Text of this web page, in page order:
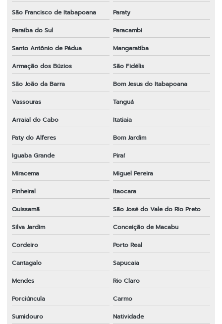
Melhor fio de nylon para roçadeira
Melhor lâmina para roçadeira
Melhor lâmina para roçadeira
Melhor marca de lâmina para roçadeira
Onde comprar fio de nylon para roçadeira
Onde comprar peças para roçadeira
Peças e acessórios para roçadeiras
Peças para motosserra 52cc
Peças para roçadeira
Peças para roçadeira em bh
Peças para roçadeira em espírito santo
Peças para roçadeira importada em sp
Peças para roçadeira rio de janeiro
Peças para roçadeira rj
Peças para roçadeira em sp
São Francisco de Itabapoana
Paraty
Paraíba do Sul
Paracambi
Santo Antônio de Pádua
Mangaratiba
Armação dos Búzios
São Fidélis
São João da Barra
Bom Jesus do Itabapoana
Vassouras
Tanguá
Arraial do Cabo
Itatiaia
Paty do Alferes
Bom Jardim
Iguaba Grande
Piraí
Miracema
Miguel Pereira
Pinheiral
Itaocara
Quissamã
São José do Vale do Rio Preto
Silva Jardim
Conceição de Macabu
Cordeiro
Porto Real
Cantagalo
Sapucaia
Mendes
Rio Claro
Porciúncula
Carmo
Sumidouro
Natividade